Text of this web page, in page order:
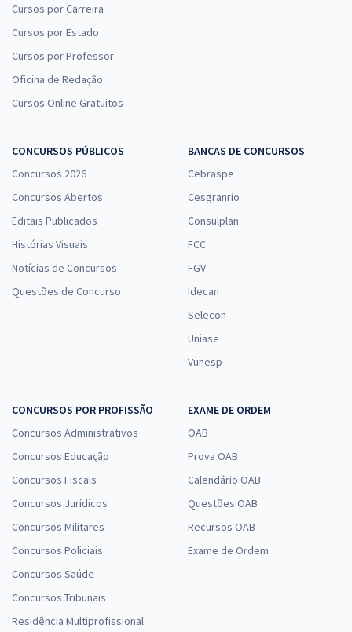
Cursos por Carreira
Cursos por Estado
Cursos por Professor
Oficina de Redação
Cursos Online Gratuitos
CONCURSOS PÚBLICOS
Concursos 2026
Concursos Abertos
Editais Publicados
Histórias Visuais
Notícias de Concursos
Questões de Concurso
BANCAS DE CONCURSOS
Cebraspe
Cesgranrio
Consulplan
FCC
FGV
Idecan
Selecon
Uniase
Vunesp
CONCURSOS POR PROFISSÃO
Concursos Administrativos
Concursos Educação
Concursos Fiscais
Concursos Jurídicos
Concursos Militares
Concursos Policiais
Concursos Saúde
Concursos Tribunais
Residência Multiprofissional
EXAME DE ORDEM
OAB
Prova OAB
Calendário OAB
Questões OAB
Recursos OAB
Exame de Ordem